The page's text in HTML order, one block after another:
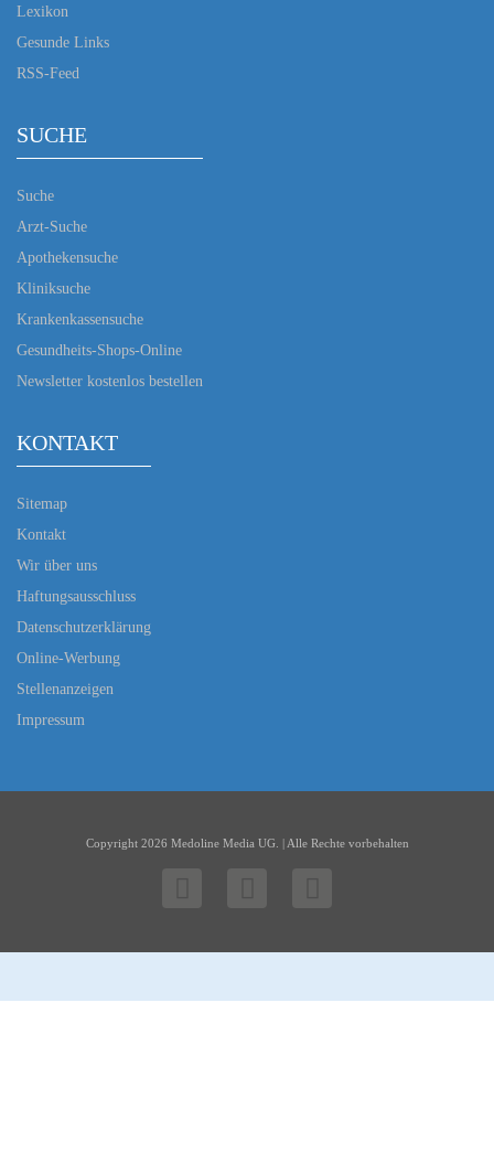
Lexikon
Gesunde Links
RSS-Feed
SUCHE
Suche
Arzt-Suche
Apothekensuche
Kliniksuche
Krankenkassensuche
Gesundheits-Shops-Online
Newsletter kostenlos bestellen
KONTAKT
Sitemap
Kontakt
Wir über uns
Haftungsausschluss
Datenschutzerklärung
Online-Werbung
Stellenanzeigen
Impressum
Copyright 2026 Medoline Media UG. | Alle Rechte vorbehalten